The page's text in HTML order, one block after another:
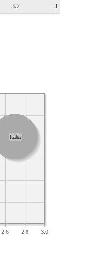
3.2 3
2.6 2.8 3.0
Italia